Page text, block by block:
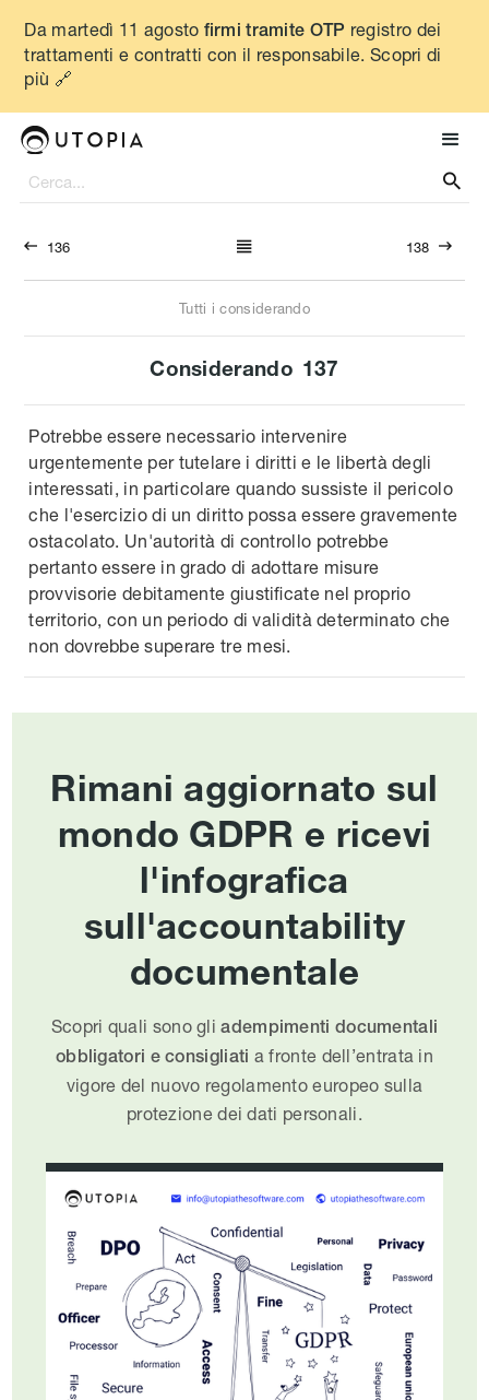
Da martedì 11 agosto firmi tramite OTP registro dei
trattamenti e contratti con il responsabile. Scopri di
più 🔗

 136  138 
Tutti i considerando
Considerando 137
Potrebbe essere necessario intervenire
urgentemente per tutelare i diritti e le libertà degli
interessati, in particolare quando sussiste il pericolo
che l'esercizio di un diritto possa essere gravemente
ostacolato. Un'autorità di controllo potrebbe
pertanto essere in grado di adottare misure
provvisorie debitamente giustificate nel proprio
territorio, con un periodo di validità determinato che
non dovrebbe superare tre mesi.
Rimani aggiornato sul
mondo GDPR e ricevi
l'infografica
sull'accountability
documentale
Scopri quali sono gliadempimenti documentali
obbligatori e consigliati a fronte dell’entrata in
vigore del nuovo regolamento europeo sulla
protezione dei dati personali.